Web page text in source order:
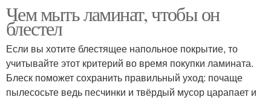
Чем мыть ламинат, чтобы он
блестел
Если вы хотите блестящее напольное покрытие, то
учитывайте этот критерий во время покупки ламината.
Блеск поможет сохранить правильный уход: почаще
пылесосьте ведь песчинки и твёрдый мусор царапает и